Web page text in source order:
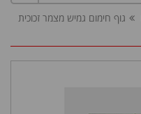
גוף חימום גמיש מצמר זכוכית